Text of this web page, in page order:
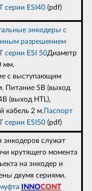
серии ESI40 (pdf)
энкодеры с
разрешением
серии ESI 50Диаметр
мм.
с выступающим
Питание 5В (выход
(выход НTL),
кабель 2 м.Паспорт
серии ESI50 (pdf)
служат
крутящего момента
на энкодер и
двумя сериями.
INNOCONT